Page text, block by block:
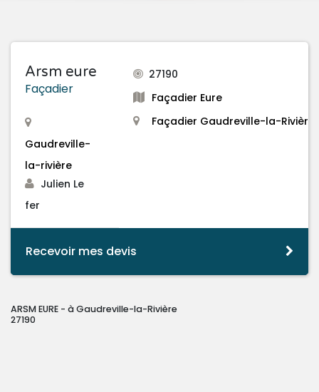
Arsm eure
Façadier
Gaudreville-
la-rivière
Julien Le
fer
27190
Façadier Eure
Façadier Gaudreville-la-Rivière
Recevoir mes devis
ARSM EURE - à Gaudreville-la-Rivière
27190